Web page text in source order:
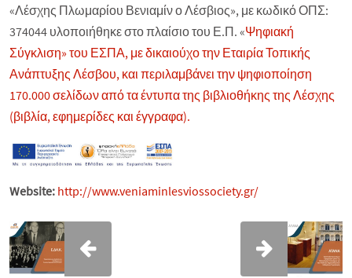
«Λέσχης Πλωμαρίου Βενιαμίν ο Λέσβιος», με κωδικό ΟΠΣ:
374044 υλοποιήθηκε στο πλαίσιο του Ε.Π. «Ψηφιακή
Σύγκλιση» του ΕΣΠΑ, με δικαιούχο την Εταιρία Τοπικής
Ανάπτυξης Λέσβου, και περιλαμβάνει την ψηφιοποίηση
170.000 σελίδων από τα έντυπα της βιβλιοθήκης της Λέσχης
(βιβλία, εφημερίδες και έγγραφα).
Website: http://www.veniaminlesviossociety.gr/